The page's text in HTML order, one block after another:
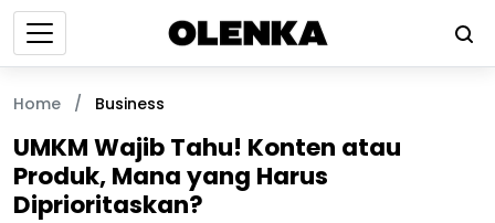
Home / Business
UMKM Wajib Tahu! Konten atau
Produk, Mana yang Harus
Diprioritaskan?